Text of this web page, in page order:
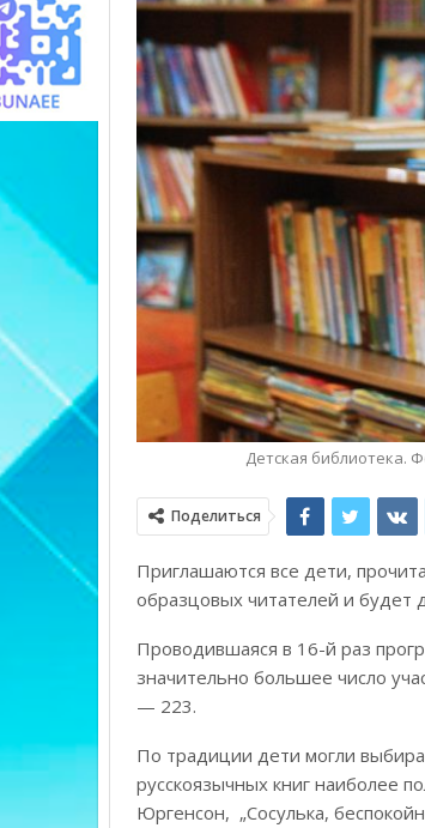
Детская библиотека.
Поделиться
Приглашаются все дети,
образцовых читателей и будет
Проводившаяся в 16-й раз
значительно большее число
— 223.
По традиции дети могли
русскоязычных книг наиболее
Юргенсон, „Сосулька,